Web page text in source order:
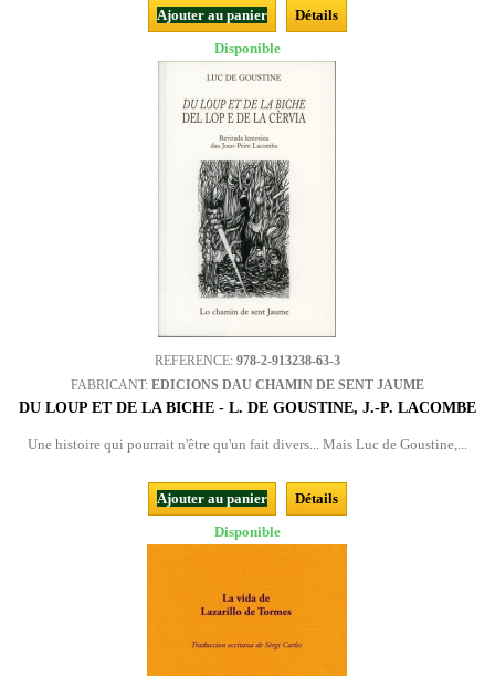
Ajouter au panier
Détails
Disponible
REFERENCE: 978-2-913238-63-3
FABRICANT: EDICIONS DAU CHAMIN DE SENT JAUME
DU LOUP ET DE LA BICHE - L. DE GOUSTINE, J.-P. LACOMBE
Une histoire qui pourrait n'être qu'un fait divers... Mais Luc de Goustine,...
Ajouter au panier
Détails
Disponible